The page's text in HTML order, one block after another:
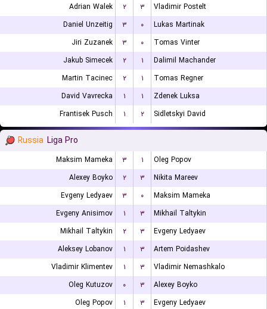
Adrian Walek
۲ ۳
Vladimir Postelt
Daniel Unzeitig
۳ ۰
Lukas Martinak
Jiri Zuzanek
۳ ۰
Tomas Vinter
Jakub Simecek
۲ ۱
Dalimil Machander
Martin Tacinec
۲ ۱
Tomas Regner
David Vavrecka
۱ ۱
Zdenek Luksa
Frantisek Pusch
۱ ۲ Sidletskyi David
Russia Liga Pro
Maksim Mameka ۳ ۱
Oleg Popov
Alexey Boyko
۲ ۳
Nikita Mareev
Evgeny Ledyaev
۳ ۰
Maksim Mameka
Evgeny Anisimov
۱ ۳
Mikhail Taltykin
Mikhail Taltykin
۲ ۳
Evgeny Ledyaev
Aleksey Lobanov
۱ ۳
Artem Poidashev
Vladimir Klimentev
۱ ۳
Vladimir Nemashkalo
Oleg Kutuzov
۰ ۳
Alexey Boyko
Oleg Popov
۱ ۳
Evgeny Ledyaev